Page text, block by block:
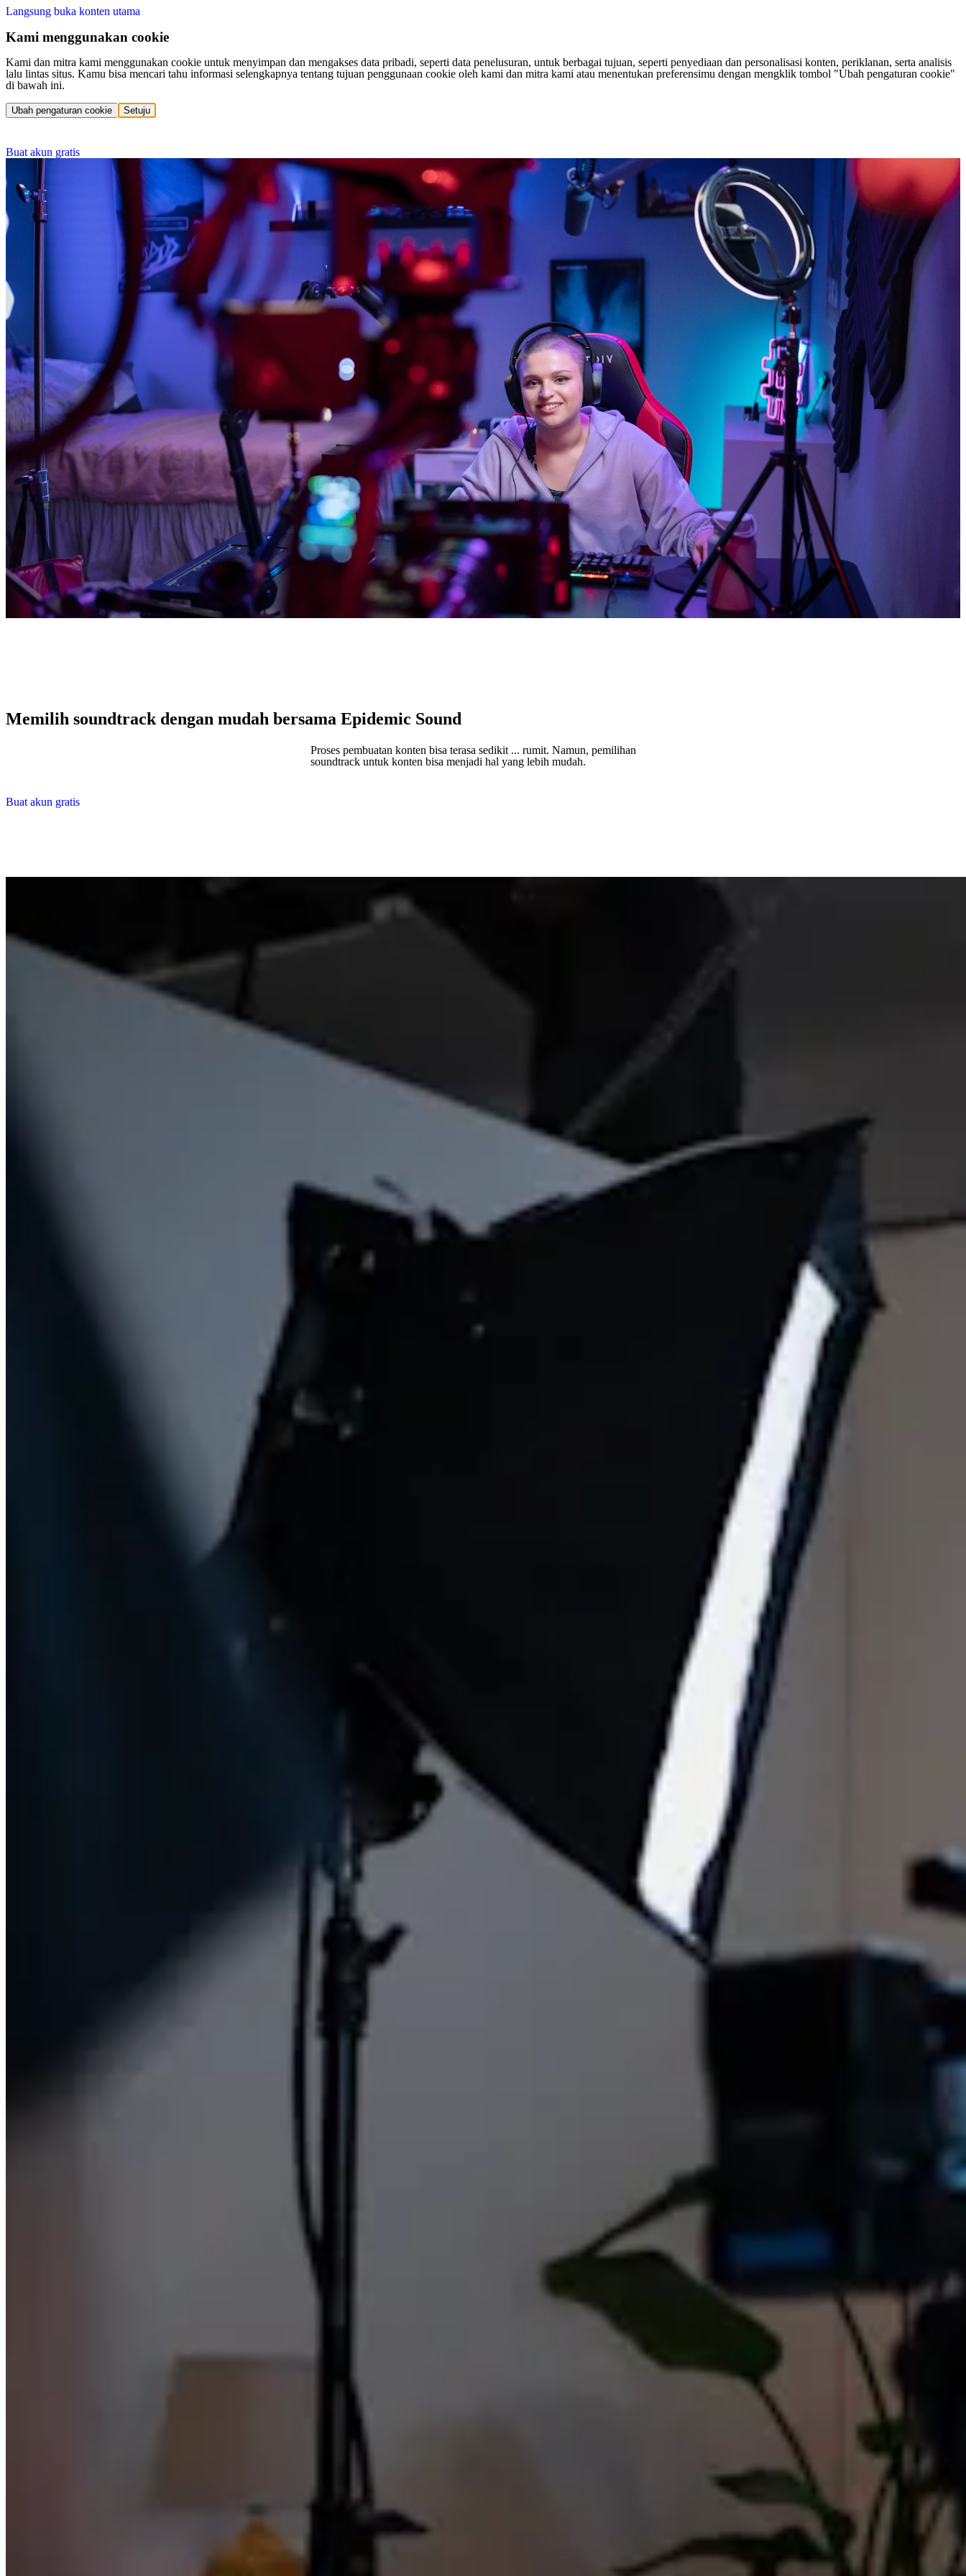
Langsung buka konten utama
Kami menggunakan cookie
Kami dan mitra kami menggunakan cookie untuk menyimpan dan mengakses data pribadi, seperti data penelusuran, untuk berbagai tujuan, seperti penyediaan dan personalisasi konten, periklanan, serta analisis
lalu lintas situs. Kamu bisa mencari tahu informasi selengkapnya tentang tujuan penggunaan cookie oleh kami dan mitra kami atau menentukan preferensimu dengan mengklik tombol "Ubah pengaturan cookie"
di bawah ini.
Ubah pengaturan cookie Setuju
Buat akun gratis
Memilih soundtrack dengan mudah bersama Epidemic Sound
Proses pembuatan konten bisa terasa sedikit ... rumit. Namun, pemilihan
soundtrack untuk konten bisa menjadi hal yang lebih mudah.
Buat akun gratis